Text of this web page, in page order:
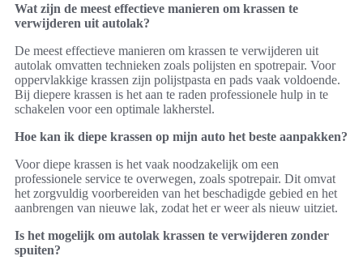
Wat zijn de meest effectieve manieren om krassen te
verwijderen uit autolak?
De meest effectieve manieren om krassen te verwijderen uit
autolak omvatten technieken zoals polijsten en spotrepair. Voor
oppervlakkige krassen zijn polijstpasta en pads vaak voldoende.
Bij diepere krassen is het aan te raden professionele hulp in te
schakelen voor een optimale lakherstel.
Hoe kan ik diepe krassen op mijn auto het beste aanpakken?
Voor diepe krassen is het vaak noodzakelijk om een
professionele service te overwegen, zoals spotrepair. Dit omvat
het zorgvuldig voorbereiden van het beschadigde gebied en het
aanbrengen van nieuwe lak, zodat het er weer als nieuw uitziet.
Is het mogelijk om autolak krassen te verwijderen zonder
spuiten?